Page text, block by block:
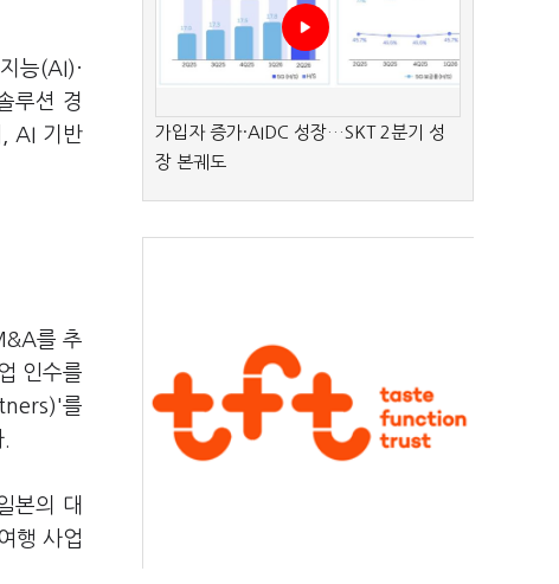
능(AI)·
루션 경
, AI 기반
를 추
인수를
를
본의 대
행 사업
가입자 증가·AIDC 성장…SKT 2분기 성
장 본궤도